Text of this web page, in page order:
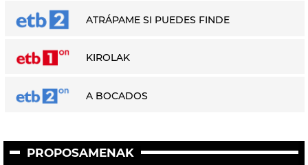
ATRÁPAME SI PUEDES FINDE
KIROLAK
A BOCADOS
PROPOSAMENAK